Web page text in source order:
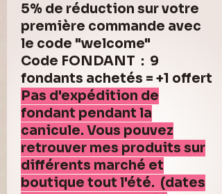
5% de réduction sur votre
première commande avec
le code "welcome"
Code FONDANT : 9
fondants achetés = +1 offert
Pas d'expédition de
fondant pendant la
canicule. Vous pouvez
retrouver mes produits sur
différents marché et
boutique tout l'été. (dates